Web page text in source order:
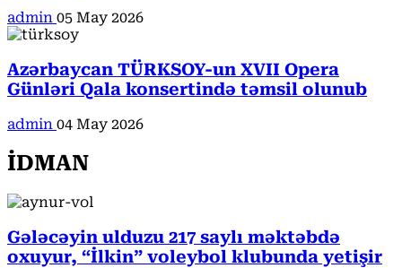
admin 05 May 2026
Azərbaycan TÜRKSOY-un XVII Opera
Günləri Qala konsertində təmsil olunub
admin 04 May 2026
İDMAN
Gələcəyin ulduzu 217 saylı məktəbdə
oxuyur, “İlkin” voleybol klubunda yetişir